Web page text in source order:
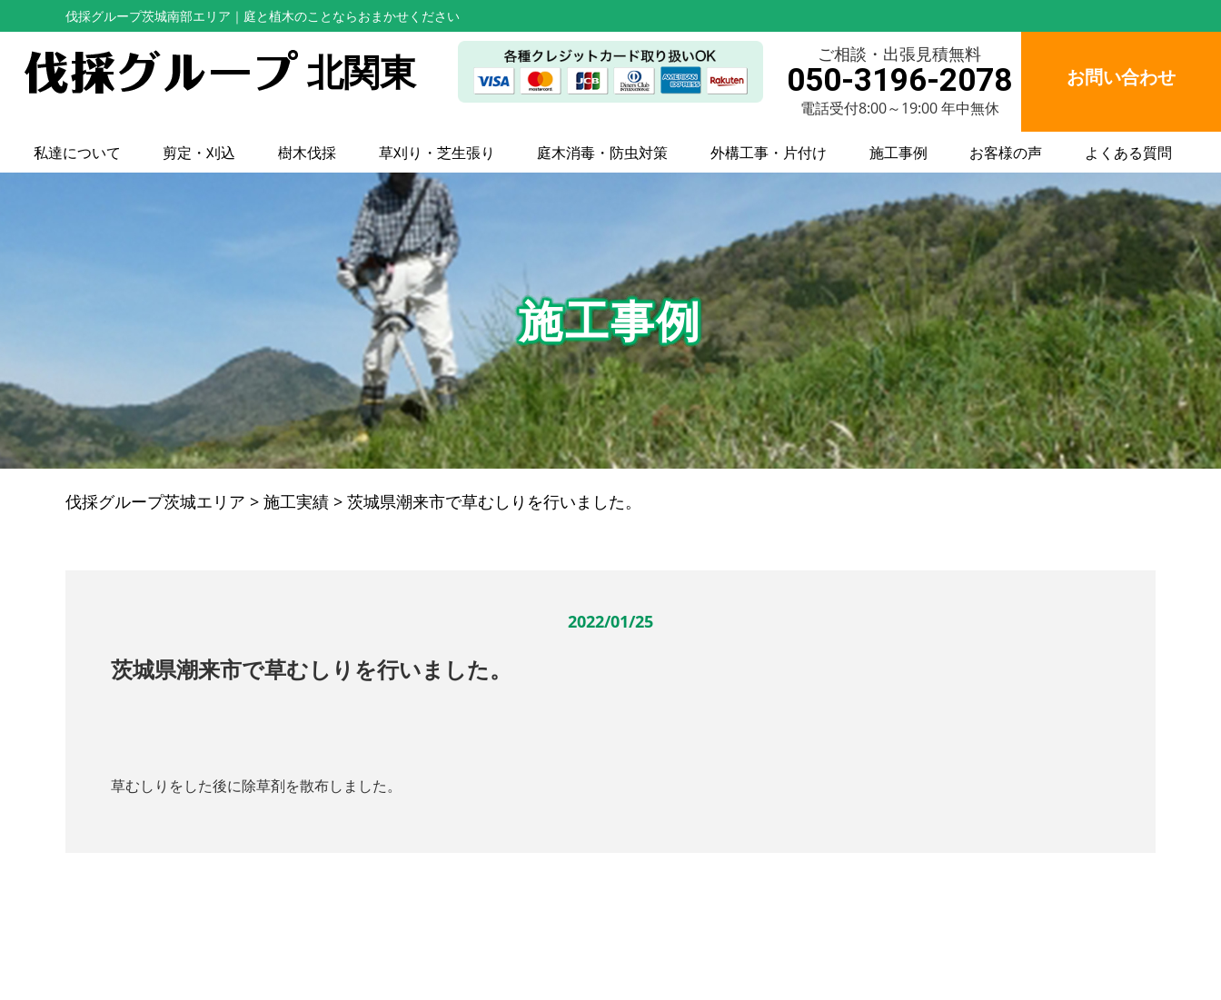
伐採グループ茨城南部エリア ｜庭と植木のことならおまかせください
北関東 ご相談・出張見積無料
050-3196-2078
電話受付8:00～19:00 年中無休
お問い合わせ
私達について 剪定・刈込 樹木伐採 草刈り・芝生張り 庭木消毒・防虫対策 外構工事・片付け 施工事例 お客様の声 よくある質問
施工事例
伐採グループ茨城エリア > 施工実績 > 茨城県潮来市で草むしりを行いました。
2022/01/25
茨城県潮来市で草むしりを行いました。
草むしりをした後に除草剤を散布しました。